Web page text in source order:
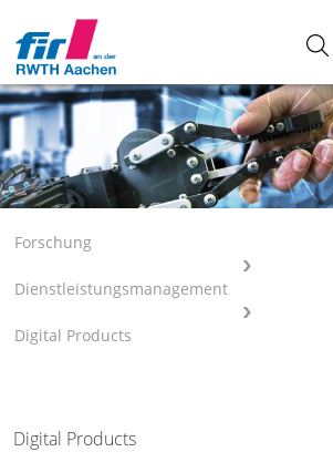
Forschung
Dienstleistungsmanagement
Digital Products
Digital Products